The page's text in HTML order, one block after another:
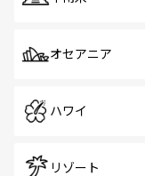
オセアニア
ハワイ
リゾート